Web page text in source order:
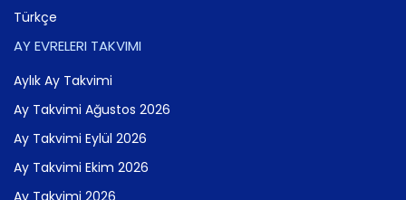
Türkçe
AY EVRELERI TAKVIMI
Aylık Ay Takvimi
Ay Takvimi Ağustos 2026
Ay Takvimi Eylül 2026
Ay Takvimi Ekim 2026
Ay Takvimi 2026